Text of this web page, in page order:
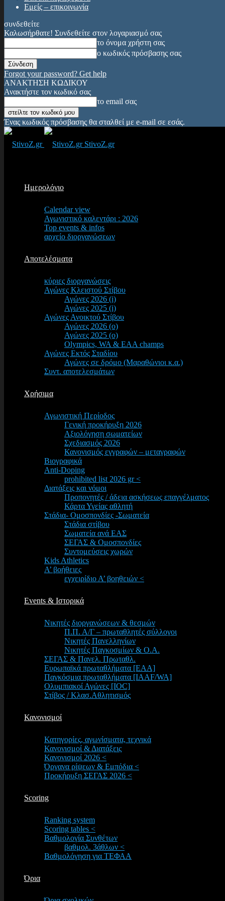
Εμείς – επικοινωνία
συνδεθείτε
Καλωσήρθατε! Συνδεθείτε στον λογαριασμό σας
το όνομα χρήστη σας
ο κωδικός πρόσβασης σας
Forgot your password? Get help
ΑΝΑΚΤΗΣΗ ΚΩΔΙΚΟΥ
Ανακτήστε τον κωδικό σας
το email σας
Ένας κωδικός πρόσβασης θα σταλθεί με e-mail σε εσάς.
StivoZ.gr
Ημερολόγιο
Calendar view
Αγωνιστικό καλεντάρι : 2026
Top events & infos
αρχείο διοργανώσεων
Αποτελέσματα
κύριες διοργανώσεις
Αγώνες Κλειστού Στίβου
Αγώνες 2026 (i)
Αγώνες 2025 (i)
Αγώνες Ανοικτού Στίβου
Αγώνες 2026 (o)
Αγώνες 2025 (o)
Olympics, WA & EAA champs
Αγώνες Εκτός Σταδίου
Αγώνες σε δρόμο (Μαραθώνιοι κ.α.)
Συντ. αποτελεσμάτων
Χρήσιμα
Αγωνιστική Περίοδος
Γενική προκήρυξη 2026
Αξιολόγηση σωματείων
Σχεδιασμός 2026
Κανονισμός εγγραφών – μεταγραφών
Βιογραφικά
Anti-Doping
prohibited list 2026 gr <
Διατάξεις και νόμοι
Προπονητές / άδεια ασκήσεως επαγγέλματος
Κάρτα Υγείας αθλητή
Στάδια- Ομοσπονδίες -Σωματεία
Στάδια στίβου
Σωματεία ανά ΕΑΣ
ΣΕΓΑΣ & Ομοσπονδίες
Συντομεύσεις χωρών
Kids Athletics
Α’ βοήθειες
εγχειρίδιο Α’ βοηθειών <
Events & Ιστορικά
Νικητές διοργανώσεων & θεσμών
Π.Π. Α/Γ – πρωταθλητές σύλλογοι
Νικητές Πανελληνίων
Νικητές Παγκοσμίων & Ο.Α.
ΣΕΓΑΣ & Πανελ. Πρωταθλ.
Ευρωπαϊκά πρωταθλήματα [EAA]
Παγκόσμια πρωταθλήματα [IAAF/WA]
Ολυμπιακοί Αγώνες [IOC]
Στίβος / Κλασ.Αθλητισμός
Κανονισμοί
Κατηγορίες, αγωνίσματα, τεχνικά
Κανονισμοί & Διατάξεις
Κανονισμοί 2026 <
Όργανα ρίψεων & Εμπόδια <
Προκήρυξη ΣΕΓΑΣ 2026 <
Scoring
Ranking system
Scoring tables <
Βαθμολογία Συνθέτων
βαθμολ. 3άθλων <
Βαθμολόγηση για ΤΕΦΑΑ
Όρια